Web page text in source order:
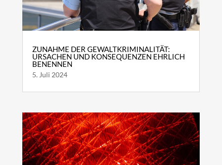
ZUNAHME DER GEWALTKRIMINALITÄT:
URSACHEN UND KONSEQUENZEN EHRLICH
BENENNEN
5. Juli 2024